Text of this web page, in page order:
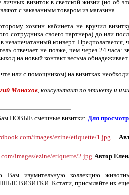
личных визиток в светской жизни (но об
с заказанным товаром из магазина.
хозяин кабинета не вручил
сотрудника своего партнера) до или
незапечатанный конверт.
отвечает не позже, чем через 24 часа:
на новый контакт весьма обнадеживает.
или с помощником) на визитках
Монахов, консультант по этикету и
НОВЫЕ смешные визитки: Для
images/ezine/etiquette/1.jpg
images/ezine/etiquette/2.jpg Автор
Вам изумительную коллекцию
ВИЗИТКИ. Кстати, присылайте их